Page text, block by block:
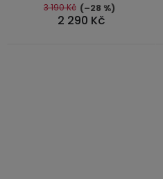
5
hvězdiček.
2 290 Kč
3 190 Kč (–28 %)